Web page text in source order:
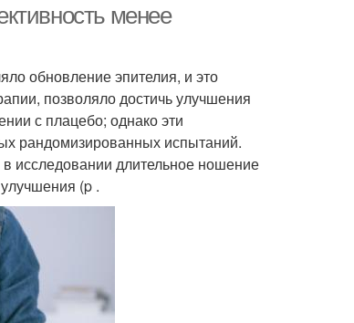
менее
обновление эпителия, и это
позволяло достичь улучшения
с плацебо; однако эти
рандомизированных испытаний.
исследовании длительное ношение
(p .